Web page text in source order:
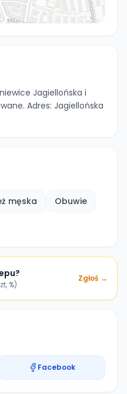
Jagiellońska i
Adres: Jagiellońska
męska
Obuwie
%)
Zgłoś →
Facebook